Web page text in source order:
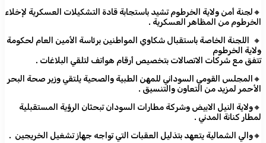
🔸لجنة أمن ولاية الخرطوم تشيد باستجابة قادة التشكيلات العسكرية لإخلاء
الخرطوم من المظاهر العسكرية .
🔸 اللجنة الخاصة باستقبال شكاوي المواطنين برئاسة الأمين العام لحكومة
ولاية الخرطوم
تتفق مع شركات الاتصالات بتخصيص أرقام هواتف لتلقي البلاغات .
🔸المجلس القومي السوداني للمهن الطبية والصحية يلتقي وزير صحة البحر
الأحمر لمزيد من التعاون والتنسيق .
🔸ولاية النيل الابيض وشركة مطارات السودان تبحثان الرؤية المستقبلية
لمطار كنانة المدني .
🔸والي الشمالية يتعهد بتذليل العقبات التي تواجه جهاز تشغيل الخريجين .